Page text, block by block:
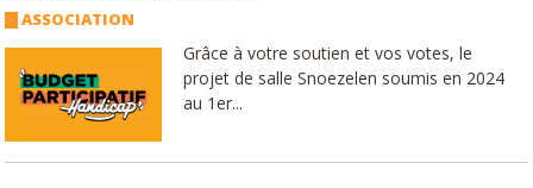
ASSOCIATION
Grâce à votre soutien et vos votes, le
projet de salle Snoezelen soumis en 2024
au 1er...